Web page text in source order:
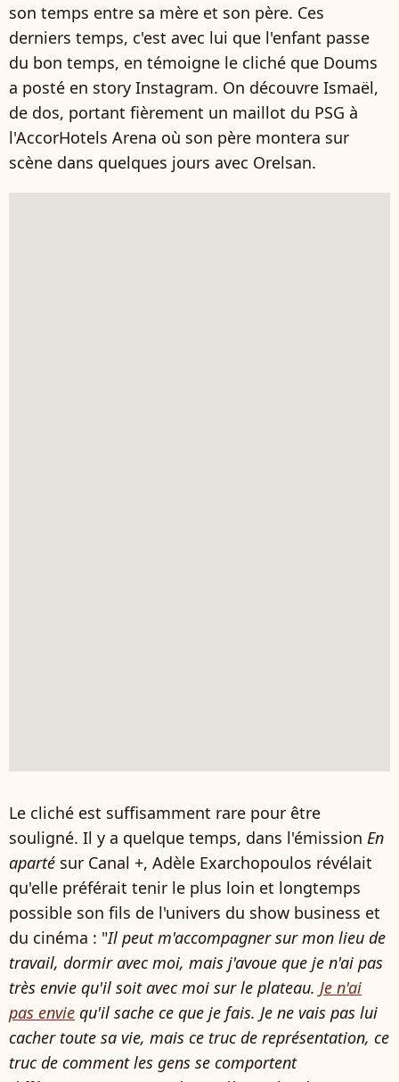
son temps entre sa mère et son père. Ces
derniers temps, c'est avec lui que l'enfant passe
du bon temps, en témoigne le cliché que Doums
a posté en story Instagram. On découvre Ismaël,
de dos, portant fièrement un maillot du PSG à
l'AccorHotels Arena où son père montera sur
scène dans quelques jours avec Orelsan.
Le cliché est suffisamment rare pour être
souligné. Il y a quelque temps, dans l'émission En
aparté sur Canal +, Adèle Exarchopoulos révélait
qu'elle préférait tenir le plus loin et longtemps
possible son fils de l'univers du show business et
du cinéma : "Il peut m'accompagner sur mon lieu de
travail, dormir avec moi, mais j'avoue que je n'ai pas
très envie qu'il soit avec moi sur le plateau. Je n'ai
pas envie qu'il sache ce que je fais. Je ne vais pas lui
cacher toute sa vie, mais ce truc de représentation, ce
truc de comment les gens se comportent